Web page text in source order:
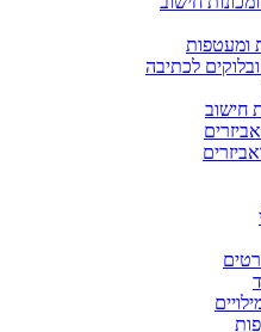
ומעטפות
לכתיבה
חישוב